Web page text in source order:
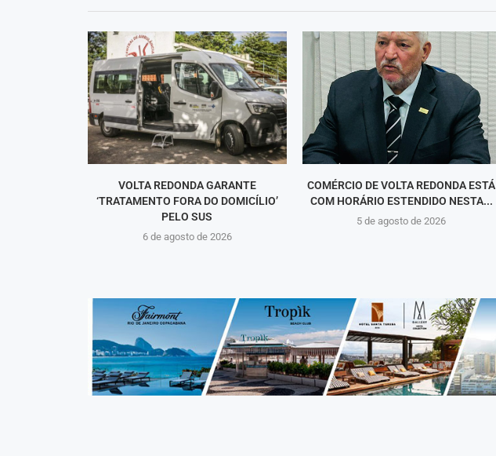
VOLTA REDONDA GARANTE
‘TRATAMENTO FORA DO DOMICÍLIO’
PELO SUS
6 de agosto de 2026
COMÉRCIO DE VOLTA REDONDA ESTÁ
COM HORÁRIO ESTENDIDO NESTA...
5 de agosto de 2026